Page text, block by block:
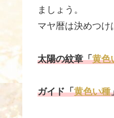
ましょう。
マヤ暦は決めつけ
太陽の紋章「黄色
ガイド「黄色い種